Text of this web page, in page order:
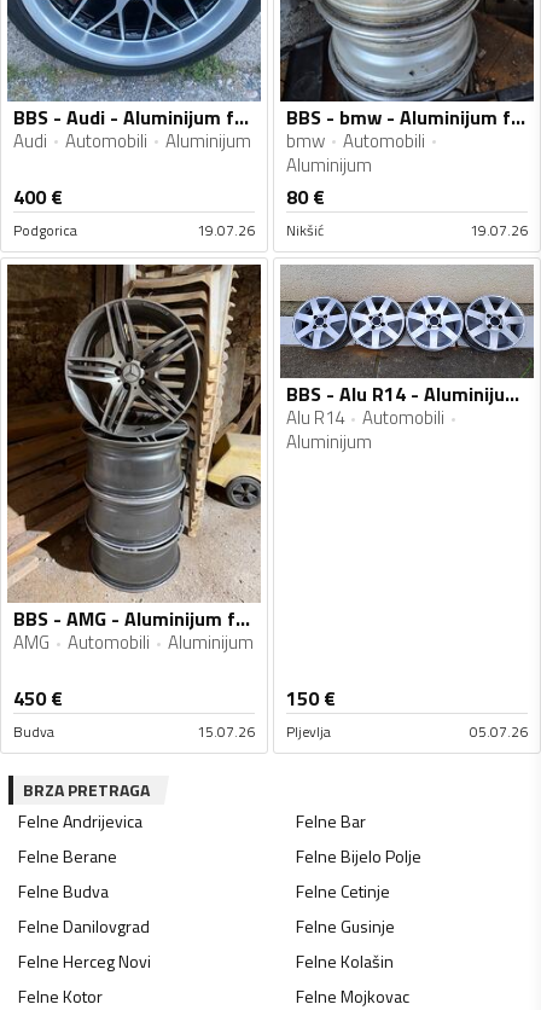
BBS - Audi - Aluminijum felne
Audi Automobili Aluminijum
400€
Podgorica 19.07.26
BBS - bmw - Aluminijum felne
bmw
Automobili
Aluminijum
80€
Nikšić 19.07.26
BBS - AMG - Aluminijum felne
AMG Automobili Aluminijum
450€
Budva 15.07.26
BBS - Alu R14 - Aluminijum felne
Alu R14
Automobili
Aluminijum
150€
Pljevlja 05.07.26
BRZA PRETRAGA
FelneAndrijevica FelneBar
FelneBerane FelneBijelo Polje
FelneBudva FelneCetinje
FelneDanilovgrad FelneGusinje
FelneHerceg Novi FelneKolašin
FelneKotor FelneMojkovac